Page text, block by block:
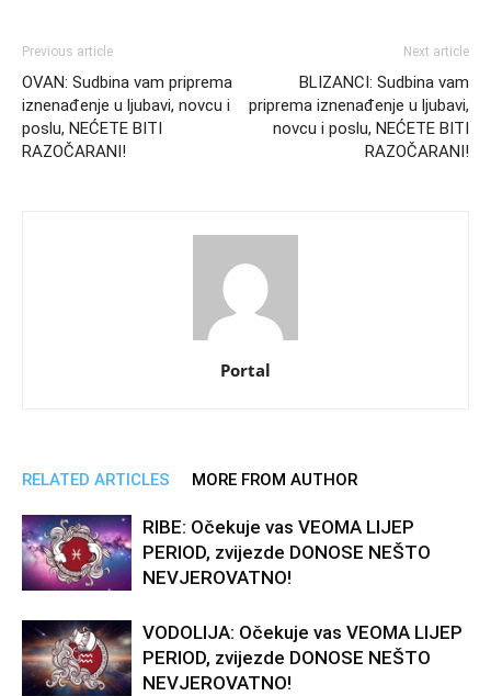
Previous article
OVAN: Sudbina vam priprema
iznenađenje u ljubavi, novcu i
poslu, NEĆETE BITI
RAZOČARANI!
Next article
BLIZANCI: Sudbina vam
priprema iznenađenje u ljubavi,
novcu i poslu, NEĆETE BITI
RAZOČARANI!
Portal
RELATED ARTICLES MORE FROM AUTHOR
RIBE: Očekuje vas VEOMA LIJEP
PERIOD, zvijezde DONOSE NEŠTO
NEVJEROVATNO!
VODOLIJA: Očekuje vas VEOMA LIJEP
PERIOD, zvijezde DONOSE NEŠTO
NEVJEROVATNO!